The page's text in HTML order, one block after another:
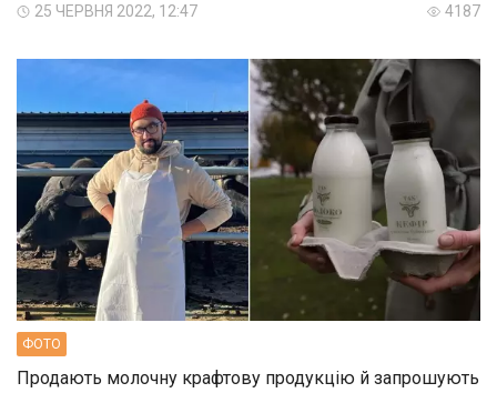
25 ЧЕРВНЯ 2022, 12:47 4187
ФОТО
Продають молочну крафтову продукцію й запрошують